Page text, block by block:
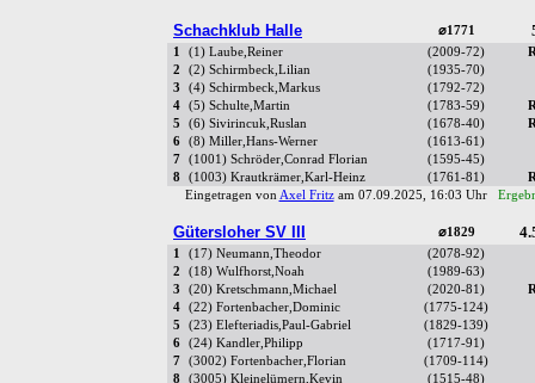
Schachklub Halle ⌀1771
1 (1) Laube,Reiner (2009-72)
2
(2) Schirmbeck,Lilian
(1935-70)
3
(4) Schirmbeck,Markus
(1792-72)
4
(5) Schulte,Martin (1783-59)
5
(6) Sivirincuk,Ruslan (1678-40)
6
(8) Miller,Hans-Werner
(1613-61)
7
(1001) Schröder,Conrad Florian
(1595-45)
8
(1003) Krautkrämer,Karl-Heinz (1761-81)
Eingetragen vonAxel Fritzam 07.09.2025, 16:03 Uhr
Gütersloher SV III ⌀1829
1 (17) Neumann,Theodor
(2078-92)
2
(18) Wulfhorst,Noah
(1989-63)
3
(20) Kretschmann,Michael (2020-81)
4
(22) Fortenbacher,Dominic
(1775-124)
5
(23) Elefteriadis,Paul-Gabriel
(1829-139)
6
(24) Kandler,Philipp
(1717-91)
7
(3002) Fortenbacher,Florian
(1709-114)
8
(3005) Kleinelümern,Kevin
(1515-48)